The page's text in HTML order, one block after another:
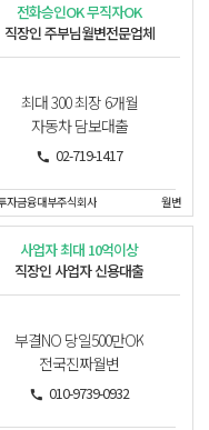
전화승인OK 무직자OK
직장인 주부님월변전문업체
최대 300 최장 6개월
자동차 담보대출
02-719-1417
자금융대부주식회사 월변
사업자 최대 10억이상
직장인 사업자 신용대출
부결NO 당일500만OK
전국진짜월변
010-9739-0932